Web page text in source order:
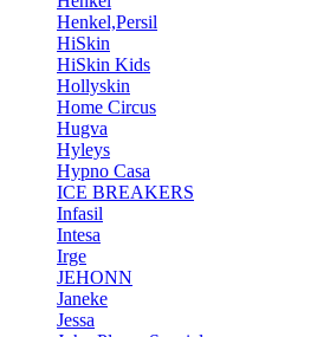
Henkel,Persil
HiSkin
HiSkin Kids
Hollyskin
Home Circus
Hugva
Hyleys
Hypno Casa
ICE BREAKERS
Infasil
Intesa
Irge
JEHONN
Janeke
Jessa